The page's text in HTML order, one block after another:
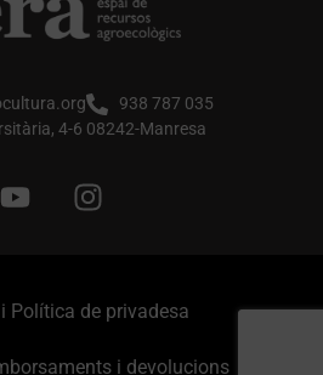
938 787 035
4-6 08242-Manresa
Política de privadesa
i devolucions